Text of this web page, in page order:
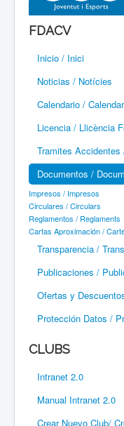
Paracaidismo /
Parapente / Parapent
Ultraligeros /
Vuelo Con Motor /
FDACV
Inicio / Inici
Noticias / Notícies
Calendario /
Licencia / Llicència
Tramites
Documentos /
Impresos / Impresos
Circulares / Circulars
Reglamentos / Reglaments
Cartas Aproximación /
Transparencia /
Publicaciones /
Ofertas y
Protección Datos /
CLUBS
Intranet 2.0
Manual Intranet 2.0
Crear Nuevo Club/